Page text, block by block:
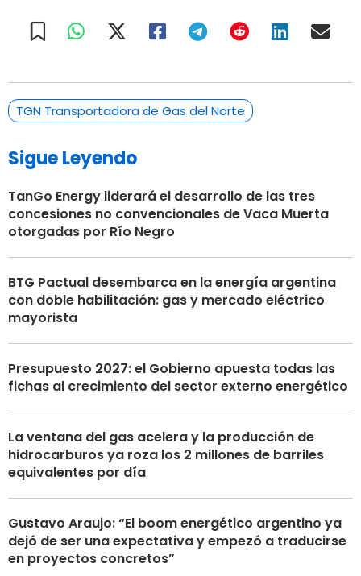
TGN Transportadora de Gas del Norte
Sigue Leyendo
TanGo Energy liderará el desarrollo de las tres
concesiones no convencionales de Vaca Muerta
otorgadas por Río Negro
BTG Pactual desembarca en la energía argentina
con doble habilitación: gas y mercado eléctrico
mayorista
Presupuesto 2027: el Gobierno apuesta todas las
fichas al crecimiento del sector externo energético
La ventana del gas acelera y la producción de
hidrocarburos ya roza los 2 millones de barriles
equivalentes por día
Gustavo Araujo: “El boom energético argentino ya
dejó de ser una expectativa y empezó a traducirse
en proyectos concretos”